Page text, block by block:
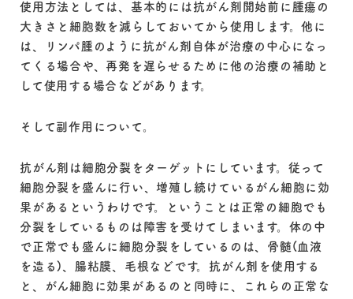
使用方法としては、基本的には抗がん剤開始前に腫瘍の
大きさと細胞数を減らしておいてから使用します。他に
は、リンパ腫のように抗がん剤自体が治療の中心になっ
てくる場合や、再発を遅らせるために他の治療の補助と
して使用する場合などがあります。
そして副作用について。
抗がん剤は細胞分裂をターゲットにしています。従って
細胞分裂を盛んに行い、増殖し続けているがん細胞に効
果があるというわけです。ということは正常の細胞でも
分裂をしているものは障害を受けてしまいます。体の中
で正常でも盛んに細胞分裂をしているのは、骨髄(血液
を造る)、腸粘膜、毛根などです。抗がん剤を使用する
と、がん細胞に効果があるのと同時に、これらの正常な